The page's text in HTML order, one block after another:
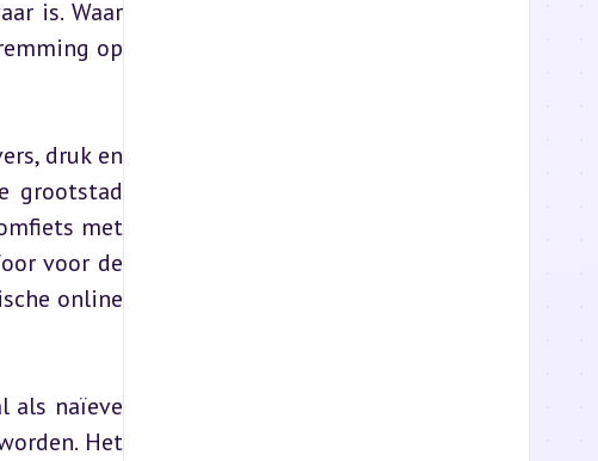
is. Waar
op
druk en
grootstad
met
voor de
online
als naïeve
Het